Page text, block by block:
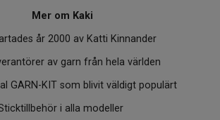
Mer om Kaki
år 2000 av Katti Kinnander
av garn från hela världen
GARN-KIT som blivit väldigt populärt
i alla modeller